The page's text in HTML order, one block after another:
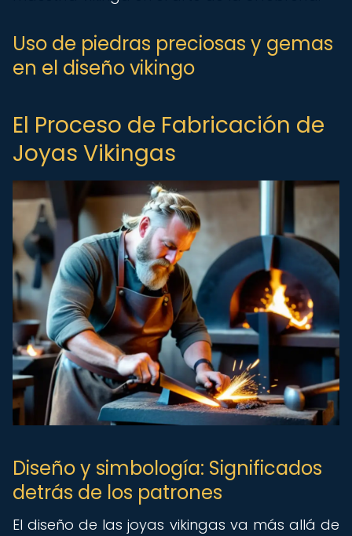
Uso de piedras preciosas y gemas
en el diseño vikingo
El Proceso de Fabricación de
Joyas Vikingas
Diseño y simbología: Significados
detrás de los patrones
El diseño de las joyas vikingas va más allá de